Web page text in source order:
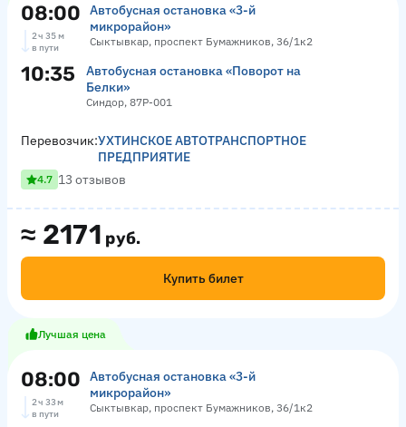
08:00
Автобусная остановка «3-й
микрорайон»
Сыктывкар, проспект Бумажников, 36/1к2
2 ч 35 м
в пути
10:35
Автобусная остановка «Поворот на
Белки»
Синдор, 87Р-001
≈ 2171 руб.
Купить билет
Перевозчик:УХТИНСКОЕ АВТОТРАНСПОРТНОЕ
ПРЕДПРИЯТИЕ
4.7 13 отзывов
Лучшая цена
08:00
Автобусная остановка «3-й
микрорайон»
Сыктывкар, проспект Бумажников, 36/1к2
2 ч 33 м
в пути